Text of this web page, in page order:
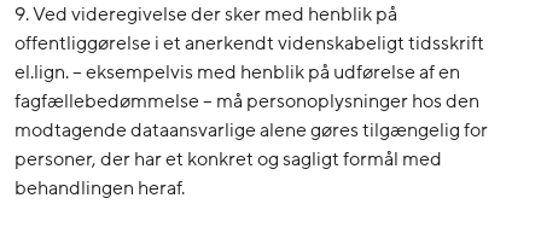
9. Ved videregivelse der sker med henblik på
offentliggørelse i et anerkendt videnskabeligt tidsskrift
el.lign. – eksempelvis med henblik på udførelse af en
fagfællebedømmelse – må personoplysninger hos den
modtagende dataansvarlige alene gøres tilgængelig for
personer, der har et konkret og sagligt formål med
behandlingen heraf.